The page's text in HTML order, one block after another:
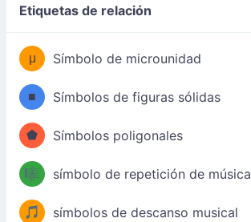
Etiquetas de relación
μ Símbolo de microunidad
■ Símbolos de figuras sólidas
⬟ Símbolos poligonales
🎼 símbolo de repetición de música
🎵 símbolos de descanso musical